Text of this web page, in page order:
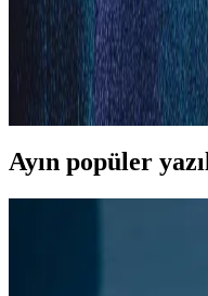
Philips EP3347/90
Özellikleri ve
Philips EP3347/90, çok
dayanıklı tasarımıyla
Ayın popüler